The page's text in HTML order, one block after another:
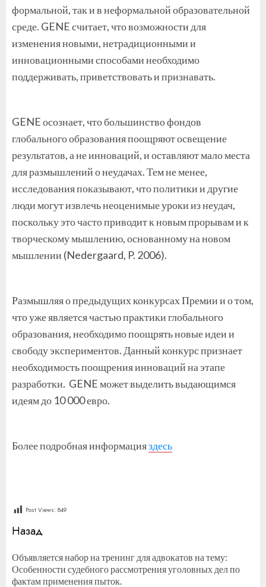
формальной, так и в неформальной образовательной
среде. GENE считает, что возможности для
изменения новыми, нетрадиционными и
инновационными способами необходимо
поддерживать, приветствовать и признавать.
GENE осознает, что большинство фондов
глобального образования поощряют освещение
результатов, а не инноваций, и оставляют мало места
для размышлений о неудачах. Тем не менее,
исследования показывают, что политики и другие
люди могут извлечь неоценимые уроки из неудач,
поскольку это часто приводит к новым прорывам и к
творческому мышлению, основанному на новом
мышлении (Nedergaard, P. 2006).
Размышляя о предыдущих конкурсах Премии и о том,
что уже является частью практики глобального
образования, необходимо поощрять новые идеи и
свободу экспериментов. Данный конкурс признает
необходимость поощрения инноваций на этапе
разработки. GENE может выделить выдающимся
идеям до 10 000 евро.
Более подробная информацияздесь
Post Views: 849
Продолжить
чтение
Назад
Объявляется набор на тренинг для адвокатов на тему:
Особенности судебного рассмотрения уголовных дел по
фактам применения пыток.